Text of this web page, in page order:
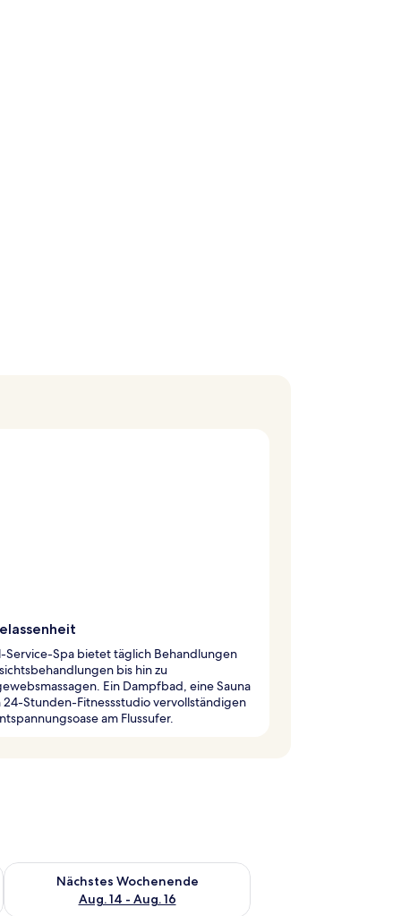
Service-Spa bietet täglich Behandlungen
bis hin zu
Ein Dampfbad, eine Sauna
24-Stunden-Fitnessstudio vervollständigen
am Flussufer.
Aug. 7 - Aug. 9.
Nächstes Wochenende
Aug. 14 - Aug. 16
Überprüfe die Verfügbarkeit für nächstes Wochenende, Aug.